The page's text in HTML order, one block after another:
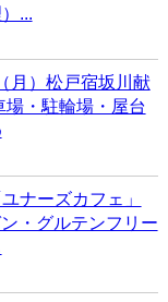
...
月）松戸宿坂川献
・駐輪場・屋台
ナーズカフェ」
・グルテンフリー